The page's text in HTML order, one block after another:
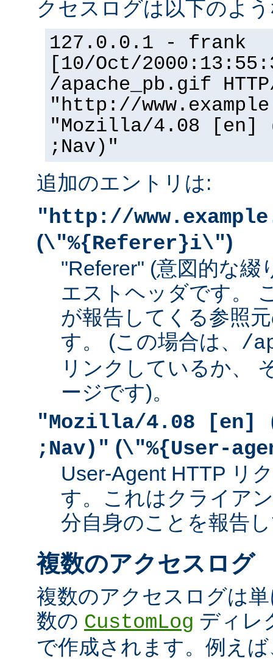
クセスログは以下のよ
127.0.0.1 - frank
[10/Oct/
/apache_pb.gif
"http://
"Mozilla/4.08 [en]
;Nav)"
追加のエントリは:
"http://
(\"%{Referer}i\")
"Referer" (意図的な綴
エストヘッダです。
が報告してくる参照
す。 (この場合は、 /
リンクしているか、
ージです)。
"Mozilla/4.08 [en]
;Nav)" (\"%{User-
User-Agent HTTP リ
す。これはクライア
分自身のことを報告
複数のアクセスログ
複数のアクセスログは
数の CustomLog ディレ
で作成されます。例え